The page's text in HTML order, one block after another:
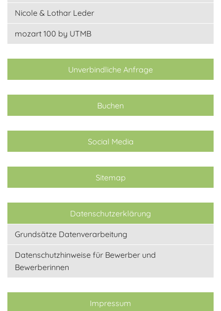
Nicole & Lothar Leder
mozart 100 by UTMB
Unverbindliche Anfrage
Buchen
Social Media
Sitemap
Datenschutzerklärung
Grundsätze Datenverarbeitung
Datenschutzhinweise für Bewerber und
Bewerberinnen
Impressum